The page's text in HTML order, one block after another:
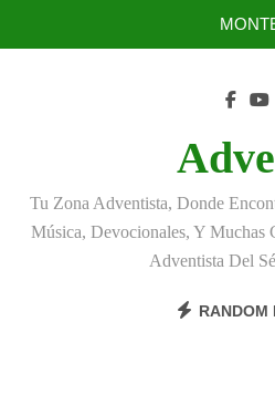
TÚ TAMBIÉN
EL REINO
Tu Zona Adventista, Donde
Música, Devocionales, Y Muchas
Adventista Del
RANDOM